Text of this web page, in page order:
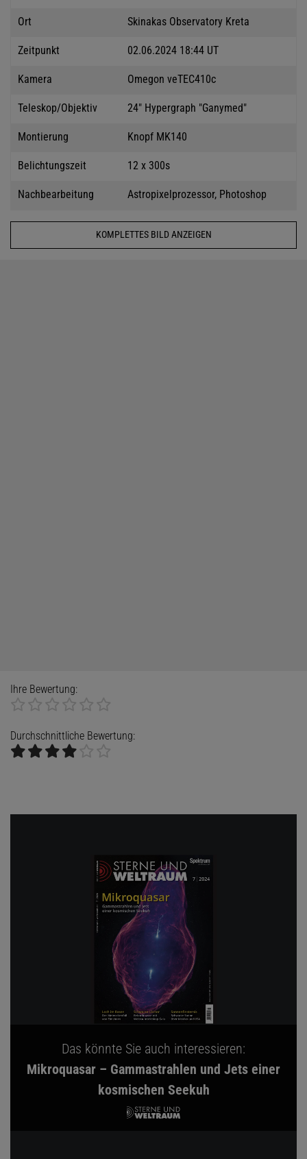
Ort Skinakas Observatory Kreta
Zeitpunkt 02.06.2024 18:44 UT
Kamera Omegon veTEC410c
Teleskop/Objektiv 24" Hypergraph "Ganymed"
Montierung Knopf MK140
Belichtungszeit 12 x 300s
Nachbearbeitung Astropixelprozessor, Photoshop
KOMPLETTES BILD ANZEIGEN
Ihre Bewertung:
Durchschnittliche Bewertung:
Das könnte Sie auch interessieren:
Mikroquasar – Gammastrahlen und Jets einer
kosmischen Seekuh